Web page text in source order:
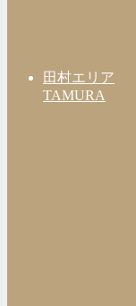
田村エリア
TAMURA